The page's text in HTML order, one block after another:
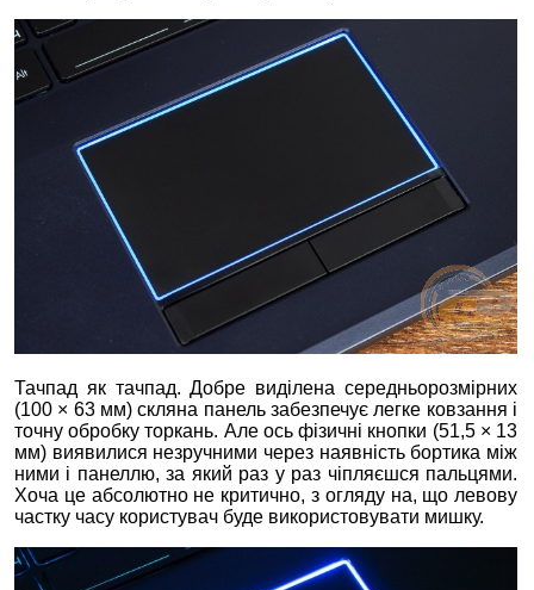
Тачпад як тачпад. Добре виділена середньорозмірних
(100 × 63 мм) скляна панель забезпечує легке ковзання і
точну обробку торкань. Але ось фізичні кнопки (51,5 × 13
мм) виявилися незручними через наявність бортика між
ними і панеллю, за який раз у раз чіпляєшся пальцями.
Хоча це абсолютно не критично, з огляду на, що левову
частку часу користувач буде використовувати мишку.